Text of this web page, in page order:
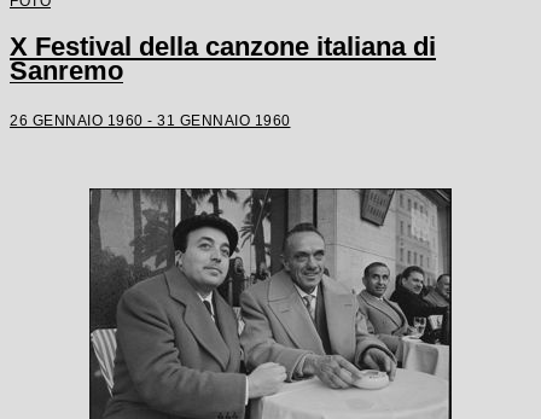
X Festival della canzone italiana di
Sanremo
26 GENNAIO 1960 - 31 GENNAIO 1960